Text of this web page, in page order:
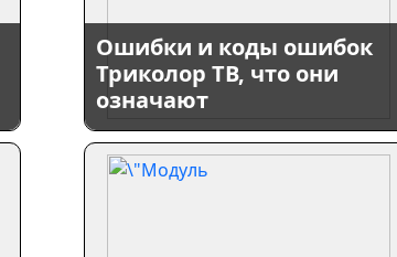
Ошибки и коды ошибок
Триколор ТВ, что они
означают